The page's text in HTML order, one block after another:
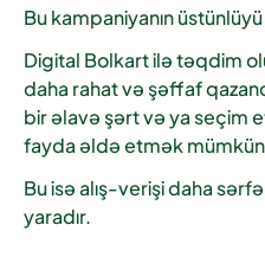
Bu kampaniyanın
Digital Bolkart ilə təqdim
daha rahat və şəffaf
bir əlavə şərt və ya seçim
fayda əldə etmək
Bu isə alış-verişi daha
yaradır.